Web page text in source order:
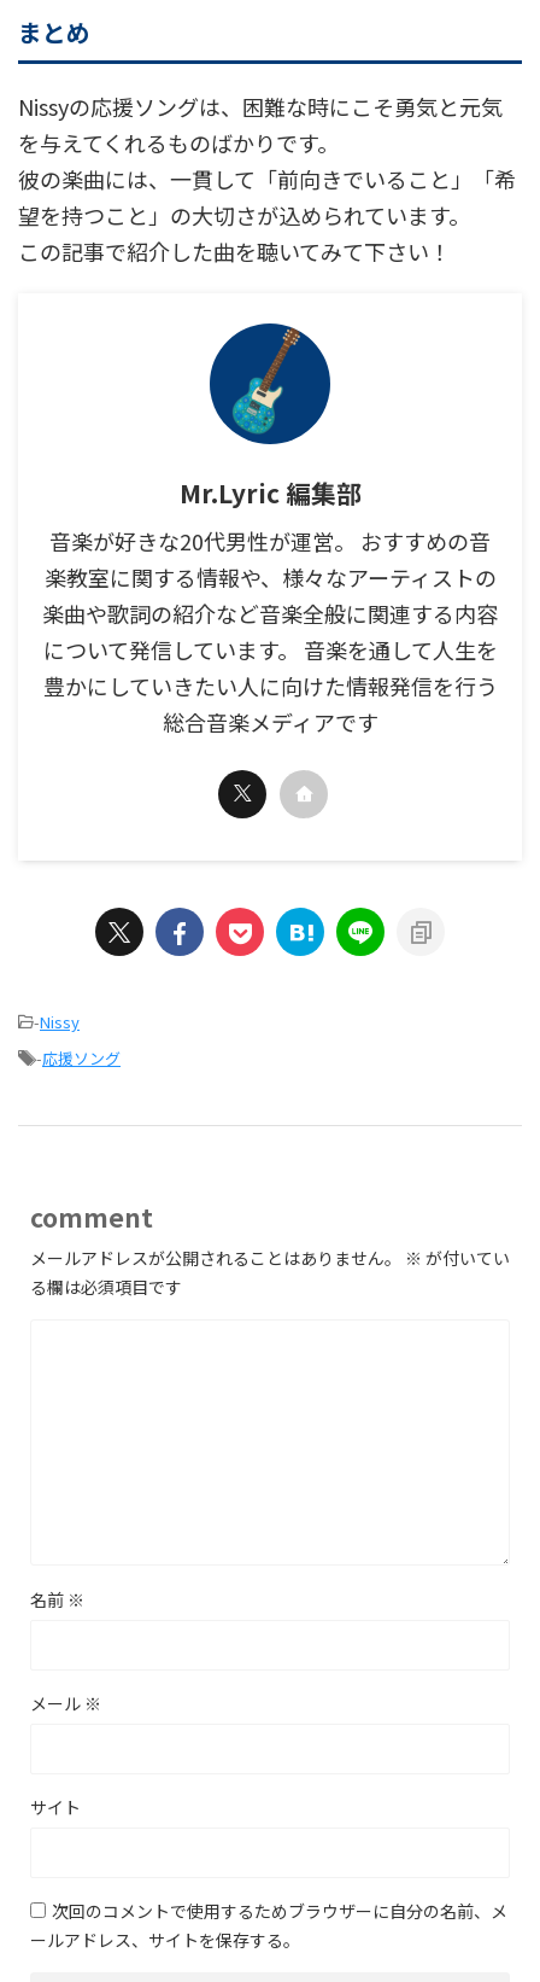
まとめ
Nissyの応援ソングは、困難な時にこそ勇気と元気
を与えてくれるものばかりです。
彼の楽曲には、一貫して「前向きでいること」「希
望を持つこと」の大切さが込められています。
この記事で紹介した曲を聴いてみて下さい！
Mr.Lyric 編集部
音楽が好きな20代男性が運営。 おすすめの音
楽教室に関する情報や、様々なアーティストの
楽曲や歌詞の紹介など音楽全般に関連する内容
について発信しています。 音楽を通して人生を
豊かにしていきたい人に向けた情報発信を行う
総合音楽メディアです
-Nissy
-応援ソング
comment
メールアドレスが公開されることはありません。 ※ が付いてい
る欄は必須項目です
名前 ※
メール ※
サイト
次回のコメントで使用するためブラウザーに自分の名前、メ
ールアドレス、サイトを保存する。